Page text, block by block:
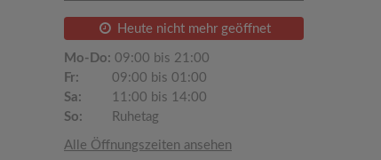
Heute nicht mehr geöffnet
Mo-Do: 09:00 bis 21:00
Fr:
09:00 bis 01:00
Sa:
11:00 bis 14:00
So:
Ruhetag
Alle Öffnungszeiten ansehen